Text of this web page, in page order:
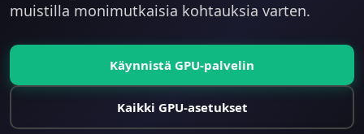
muistilla monimutkaisia kohtauksia varten.
Käynnistä GPU-palvelin
Kaikki GPU-asetukset